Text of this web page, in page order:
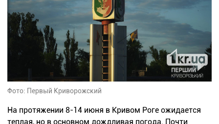
Фото: Первый Криворожский
На протяжении 8-14 июня в Кривом Роге ожидается
теплая, но в основном дождливая погода. Почти